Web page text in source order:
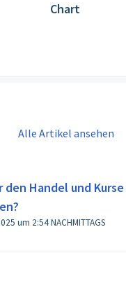
Chart
Alle Artikel ansehen
Handel und Kurse
Geändert am Fr, 31 Okt, 2025 um 2:54 NACHMITTAGS